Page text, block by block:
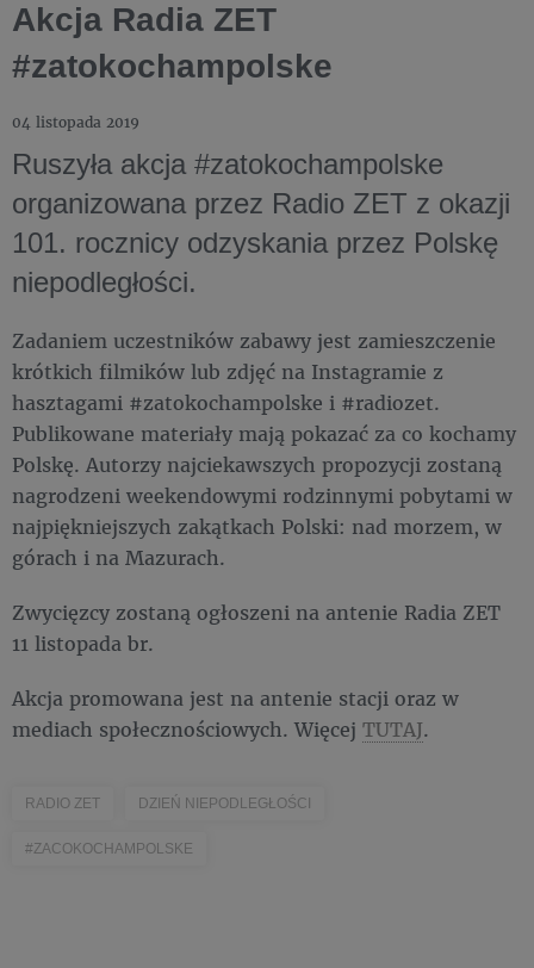
Akcja Radia ZET
#zatokochampolske
04 listopada 2019
Ruszyła akcja #zatokochampolske
organizowana przez Radio ZET z okazji
101. rocznicy odzyskania przez Polskę
niepodległości.
Zadaniem uczestników zabawy jest zamieszczenie
krótkich filmików lub zdjęć na Instagramie z
hasztagami #zatokochampolske i #radiozet.
Publikowane materiały mają pokazać za co kochamy
Polskę. Autorzy najciekawszych propozycji zostaną
nagrodzeni weekendowymi rodzinnymi pobytami w
najpiękniejszych zakątkach Polski: nad morzem, w
górach i na Mazurach.
Zwycięzcy zostaną ogłoszeni na antenie Radia ZET
11 listopada br.
Akcja promowana jest na antenie stacji oraz w
mediach społecznościowych. Więcej TUTAJ.
RADIO ZET DZIEŃ NIEPODLEGŁOŚCI
#ZACOKOCHAMPOLSKE